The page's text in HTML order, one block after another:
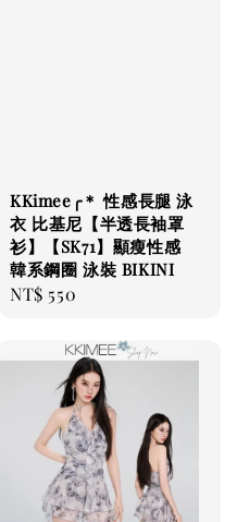
KKimee╭＊ 性感長腿 泳
衣 比基尼【半透長袖罩
衫】【SK71】顯瘦性感
韓系鋼圈 泳裝 BIKINI
Regular
NT$ 550